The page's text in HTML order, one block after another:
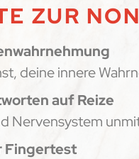
ZUR
deine innere
auf Reize
Nervensystem
Fingertest